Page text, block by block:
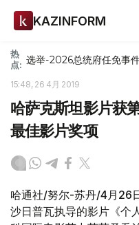
KAZINFORM
热
点: 选举-2026总统府任免事
15:48, 26 4月 2019
哈萨克斯坦影片获
最佳影片奖项
哈通社/努尔-苏丹/4月26
沙日普瓦执导的影片《个